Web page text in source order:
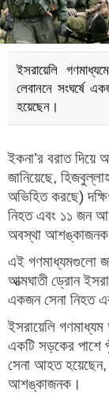
ইসরায়েলি
লেবাননে সংঘর্ষে
হয়েছেন।
ইকনা’র বরাত দিয়ে
জানিয়েছে,
অভিহিত করছে)
নিহত এবং ১১ জন
অবস্থা
এই গণমাধ্যমগুলো
আত্মঘাতী ড্রোন
একজন সেনা নিহত
ইসরায়েলি গণমাধ্যম
একটি সড়কের পাশে
সেনা আহত হয়েছেন,
আশঙ্কাজনক।